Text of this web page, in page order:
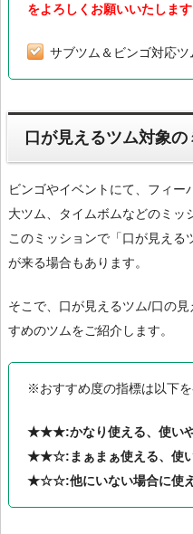
をよろしくお願いいたしま
サブツム＆ビンゴ対応
口が見えるツム対象
ビンゴやイベントにて、フィー
大ツム、タイムボムなどのミッ
このミッションで「口が見える
が来る場合もあります。
そこで、口が見えるツム/口の
すめのツムをご紹介します。
※おすすめ度の指標は以下を
★★★:かなり使える、使い
★★☆:まぁまぁ使える、使
★☆☆:他にいない場合に使